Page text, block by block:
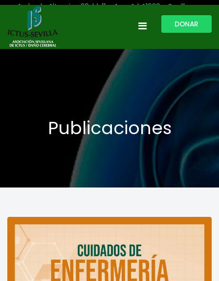
Avda. de Altamira, 29, bl. 11 – Acc. A | 41020 - Sevilla
954 513 999
ictussevilla@hotmail.com
DONAR
Publicaciones